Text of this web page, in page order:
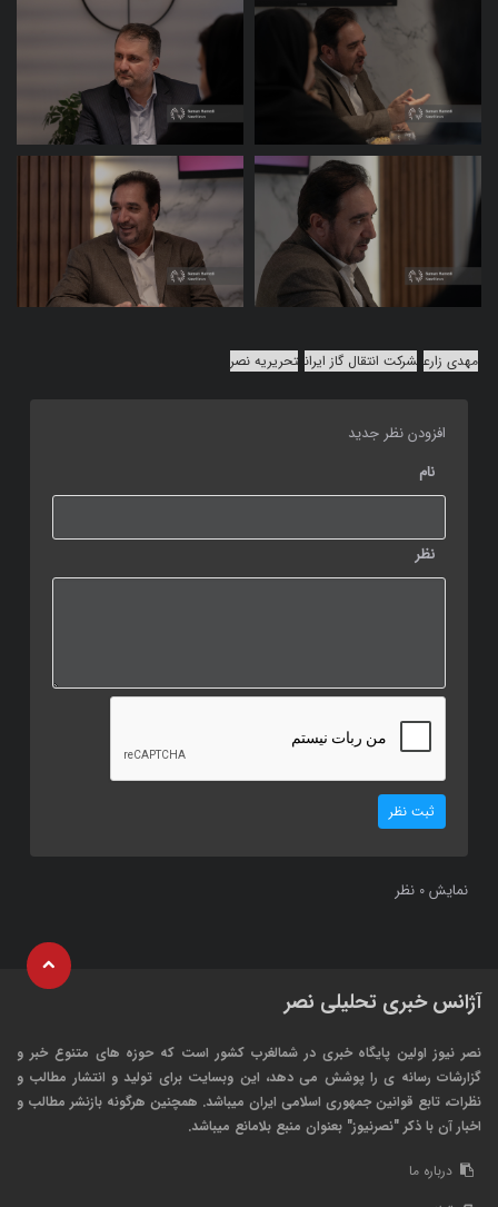
مهدی زارع شرکت انتقال گاز ایران تحریریه نصر
افزودن نظر جدید
نام
نظر
ثبت نظر
نمایش 0 نظر
آژانس خبری تحلیلی نصر
نصر نیوز اولین پایگاه خبری در شمالغرب کشور است که حوزه های متنوع خبر و
گزارشات رسانه ی را پوشش می دهد، این وبسایت برای تولید و انتشار مطالب و
نظرات، تابع قوانین جمهوری اسلامی ایران میباشد. همچنین هرگونه بازنشر مطالب و
اخبار آن با ذکر "نصرنیوز" بعنوان منبع بلامانع میباشد.
درباره ما